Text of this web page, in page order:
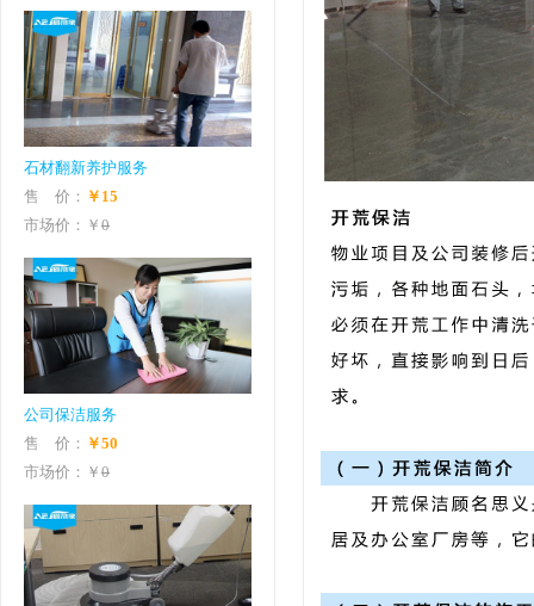
石材翻新养护服务
售 价： ￥15
市场价：￥ 0
公司保洁服务
售 价： ￥50
市场价：￥ 0